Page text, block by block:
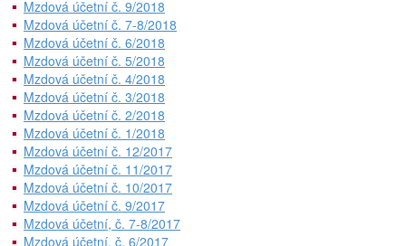
Mzdová účetní č. 9/2018
Mzdová účetní č. 7-8/2018
Mzdová účetní č. 6/2018
Mzdová účetní č. 5/2018
Mzdová účetní č. 4/2018
Mzdová účetní č. 3/2018
Mzdová účetní č. 2/2018
Mzdová účetní č. 1/2018
Mzdová účetní č. 12/2017
Mzdová účetní č. 11/2017
Mzdová účetní č. 10/2017
Mzdová účetní č. 9/2017
Mzdová účetní, č. 7-8/2017
Mzdová účetní, č. 6/2017